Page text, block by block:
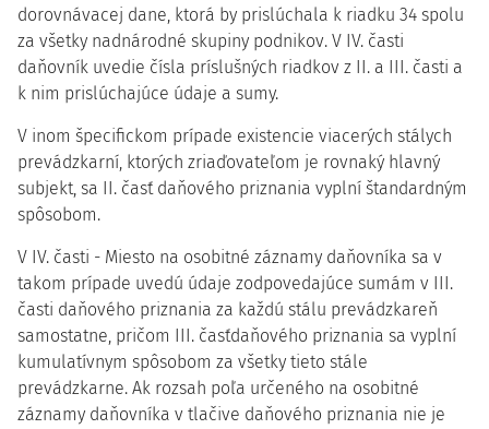
dorovnávacej dane, ktorá by prislúchala k riadku 34 spolu
za všetky nadnárodné skupiny podnikov. V IV. časti
daňovník uvedie čísla príslušných riadkov z II. a III. časti a
k nim prislúchajúce údaje a sumy.
V inom špecifickom prípade existencie viacerých stálych
prevádzkarní, ktorých zriaďovateľom je rovnaký hlavný
subjekt, sa II. časť daňového priznania vyplní štandardným
spôsobom.
V IV. časti - Miesto na osobitné záznamy daňovníka sa v
takom prípade uvedú údaje zodpovedajúce sumám v III.
časti daňového priznania za každú stálu prevádzkareň
samostatne, pričom III. časťdaňového priznania sa vyplní
kumulatívnym spôsobom za všetky tieto stále
prevádzkarne. Ak rozsah poľa určeného na osobitné
záznamy daňovníka v tlačive daňového priznania nie je